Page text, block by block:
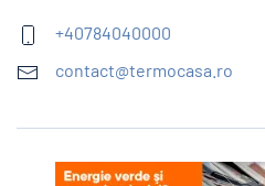
+40784040000
contact@termocasa.ro